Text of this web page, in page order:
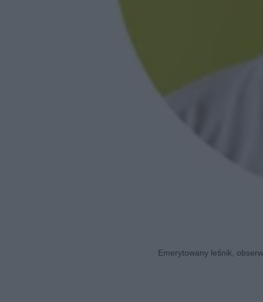
Emerytowany leśnik,